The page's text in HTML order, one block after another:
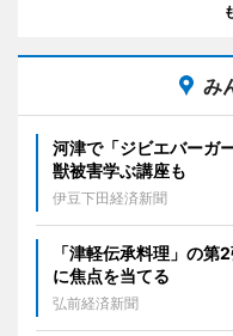
み
河津で「ジビエバーガ
獣被害学ぶ講座も
伊豆下田経済新聞
「津軽伝承料理」の
に焦点を当てる
弘前経済新聞